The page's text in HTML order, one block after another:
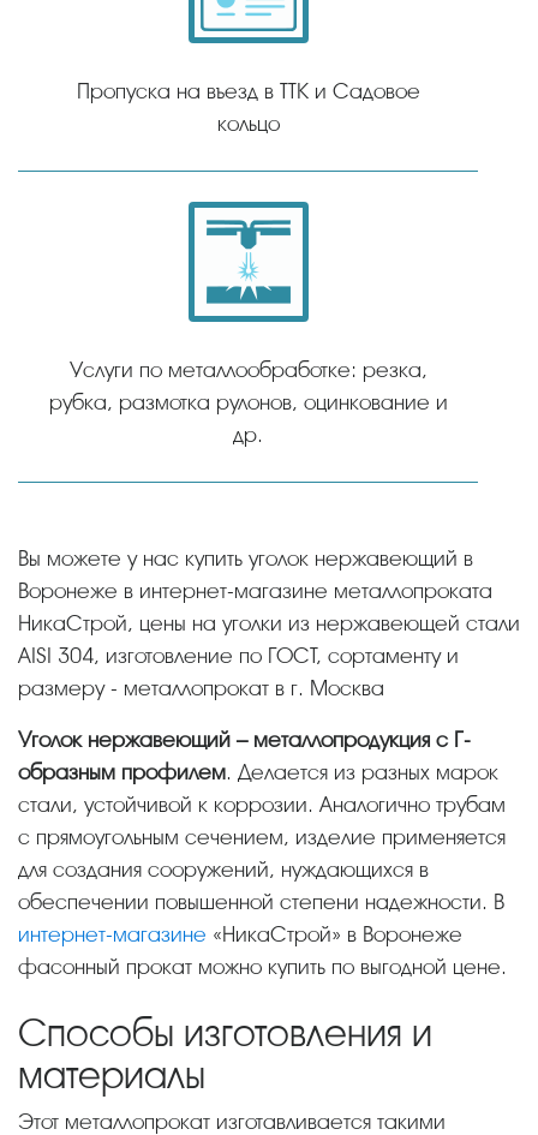
Пропуска на въезд в ТТК и Садовое
кольцо
Услуги по металлообработке: резка,
рубка, размотка рулонов, оцинкование и
др.
Вы можете у нас купить уголок нержавеющий в
Воронеже в интернет-магазине металлопроката
НикаСтрой, цены на уголки из нержавеющей стали
AISI 304, изготовление по ГОСТ, сортаменту и
размеру - металлопрокат в г. Москва
Уголок нержавеющий – металлопродукция с Г-
образным профилем. Делается из разных марок
стали, устойчивой к коррозии. Аналогично трубам
с прямоугольным сечением, изделие применяется
для создания сооружений, нуждающихся в
обеспечении повышенной степени надежности. В
интернет-магазине «НикаСтрой» в Воронеже
фасонный прокат можно купить по выгодной цене.
Способы изготовления и
материалы
Этот металлопрокат изготавливается такими